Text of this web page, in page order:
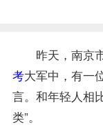
昨天，南京市
考大军中，有一
言。和年轻人相
类”。